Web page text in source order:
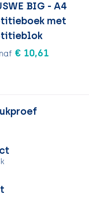
BIG - A4
met
€ 10,61